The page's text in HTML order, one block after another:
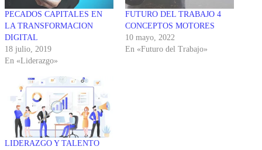
PECADOS CAPITALES EN
LA TRANSFORMACION
DIGITAL
18 julio, 2019
En «Liderazgo»
FUTURO DEL TRABAJO 4
CONCEPTOS MOTORES
10 mayo, 2022
En «Futuro del Trabajo»
LIDERAZGO Y TALENTO